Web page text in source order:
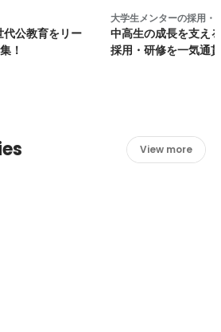
公教育をリー
！
大学生メンターの採用・
中高生の成長を支え
採用・研修を一気通
View more